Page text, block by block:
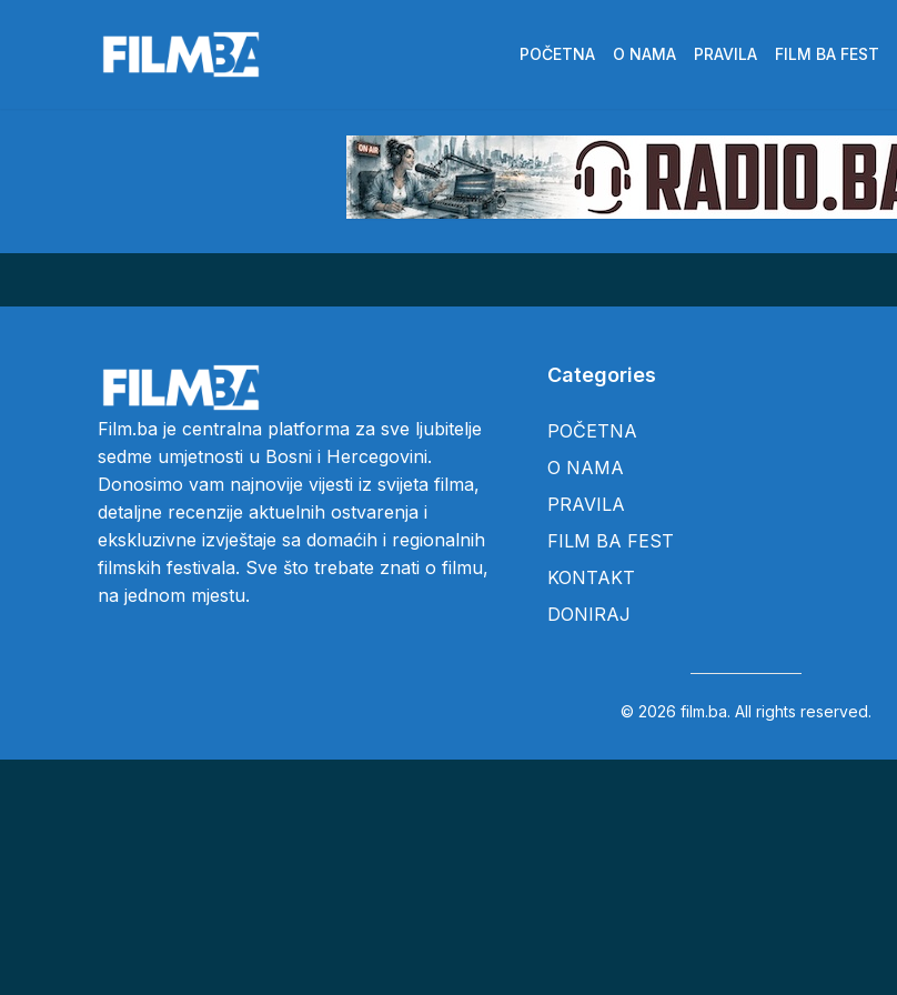
POČETNA O NAMA PRAVILA FILM BA FEST
Film.ba je centralna platforma za sve ljubitelje
sedme umjetnosti u Bosni i Hercegovini.
Donosimo vam najnovije vijesti iz svijeta filma,
detaljne recenzije aktuelnih ostvarenja i
ekskluzivne izvještaje sa domaćih i regionalnih
filmskih festivala. Sve što trebate znati o filmu,
na jednom mjestu.
Categories
POČETNA
O NAMA
PRAVILA
FILM BA FEST
KONTAKT
DONIRAJ
© 2026 film.ba. All rights reserved.